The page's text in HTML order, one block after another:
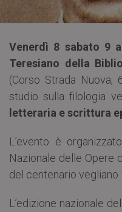
Venerdì 8 sabato 9
Teresiano della
(Corso Strada
studio sulla filologia
letteraria e scrittura
L’evento è
Nazionale delle Opere
del centenario vegliano
L’edizione nazionale